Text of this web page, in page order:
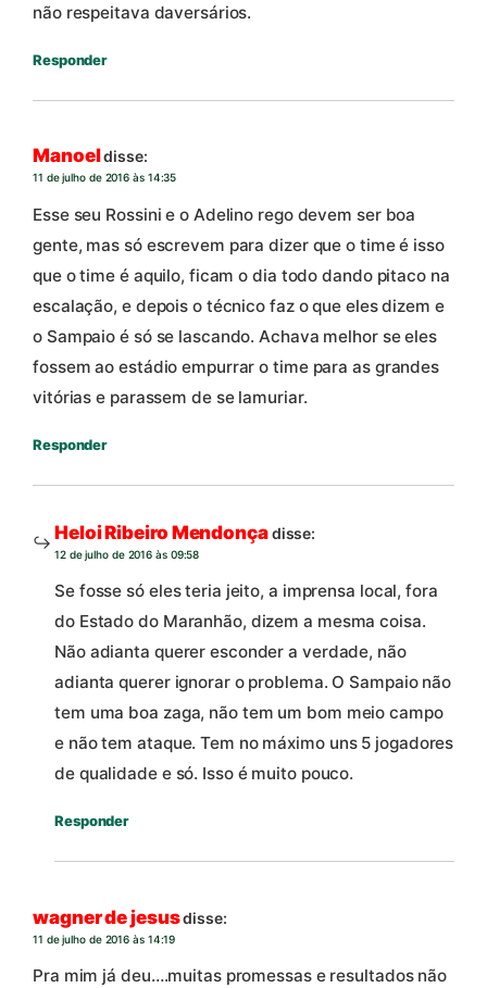
não respeitava daversários.
Responder
Manoeldisse:
11 de julho de 2016 às 14:35
Esse seu Rossini e o Adelino rego devem ser boa
gente, mas só escrevem para dizer que o time é isso
que o time é aquilo, ficam o dia todo dando pitaco na
escalação, e depois o técnico faz o que eles dizem e
o Sampaio é só se lascando. Achava melhor se eles
fossem ao estádio empurrar o time para as grandes
vitórias e parassem de se lamuriar.
Responder
Heloi Ribeiro Mendonçadisse:
12 de julho de 2016 às 09:58
Se fosse só eles teria jeito, a imprensa local, fora
do Estado do Maranhão, dizem a mesma coisa.
Não adianta querer esconder a verdade, não
adianta querer ignorar o problema. O Sampaio não
tem uma boa zaga, não tem um bom meio campo
e não tem ataque. Tem no máximo uns 5 jogadores
de qualidade e só. Isso é muito pouco.
Responder
wagner de jesusdisse:
11 de julho de 2016 às 14:19
Pra mim já deu….muitas promessas e resultados não